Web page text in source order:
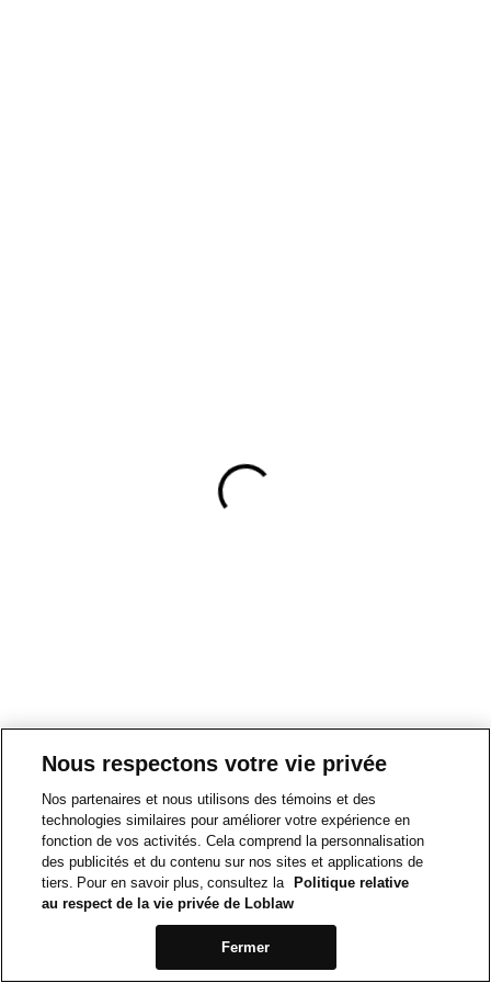
Nous respectons votre vie privée
Nos partenaires et nous utilisons des témoins et des
technologies similaires pour améliorer votre expérience en
fonction de vos activités. Cela comprend la personnalisation
des publicités et du contenu sur nos sites et applications de
tiers. Pour en savoir plus, consultez la
Politique relative
au respect de la vie privée de Loblaw
Fermer